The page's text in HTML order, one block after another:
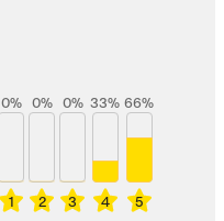
1
0%
2
0%
3
0%
4
33%
5
66%